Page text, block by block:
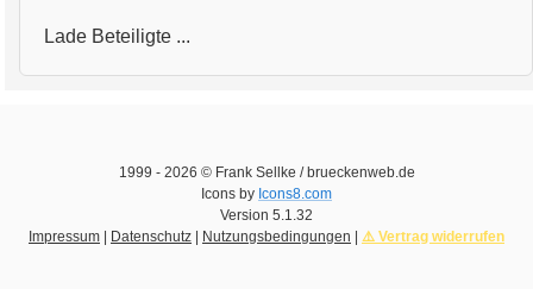
Lade Beteiligte ...
1999 - 2026 © Frank Sellke / brueckenweb.de
Icons by Icons8.com
Version 5.1.32
Impressum | Datenschutz | Nutzungsbedingungen | ⚠️ Vertrag widerrufen